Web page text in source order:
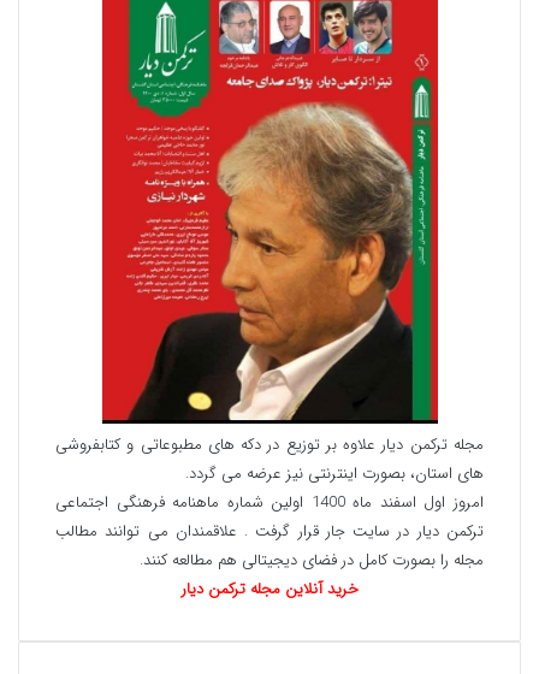
مجله ترکمن دیار علاوه بر توزیع در دکه های مطبوعاتی و کتابفروشی
های استان، بصورت اینترنتی نیز عرضه می گردد.‌
امروز اول اسفند ماه 1400 اولین شماره ماهنامه فرهنگی اجتماعی
ترکمن دیار در سایت جار قرار گرفت . علاقمندان می توانند مطالب
مجله را بصورت کامل در فضای دیجیتالی هم مطالعه کنند.
خرید آنلاین مجله ترکمن دیار